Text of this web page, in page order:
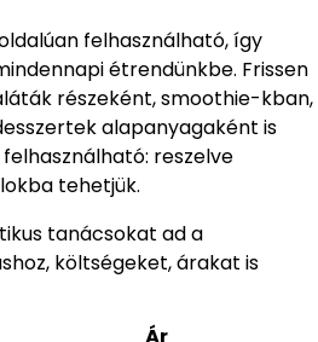
felhasználható, így
étrendünkbe. Frissen
részeként, smoothie-kban,
alapanyagaként is
reszelve
tehetjük.
tanácsokat ad a
költségeket, árakat is